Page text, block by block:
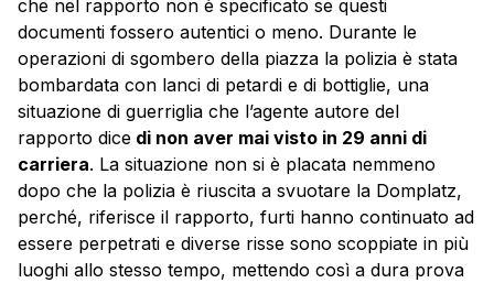
che nel rapporto non è specificato se questi
documenti fossero autentici o meno. Durante le
operazioni di sgombero della piazza la polizia è stata
bombardata con lanci di petardi e di bottiglie, una
situazione di guerriglia che l’agente autore del
rapporto dice di non aver mai visto in 29 anni di
carriera. La situazione non si è placata nemmeno
dopo che la polizia è riuscita a svuotare la Domplatz,
perché, riferisce il rapporto, furti hanno continuato ad
essere perpetrati e diverse risse sono scoppiate in più
luoghi allo stesso tempo, mettendo così a dura prova